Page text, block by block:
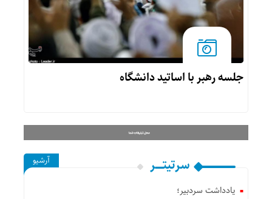
جلسه رهبر با اساتید دانشگاه
سرتیتــــــر آرشیو
یادداشت سردبیر؛